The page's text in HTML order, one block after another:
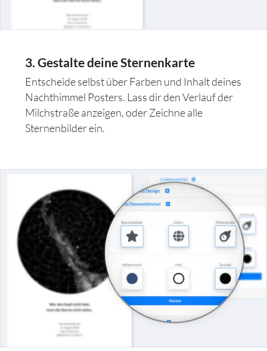
3. Gestalte deine Sternenkarte
Entscheide selbst über Farben und Inhalt deines
Nachthimmel Posters. Lass dir den Verlauf der
Milchstraße anzeigen, oder Zeichne alle
Sternenbilder ein.